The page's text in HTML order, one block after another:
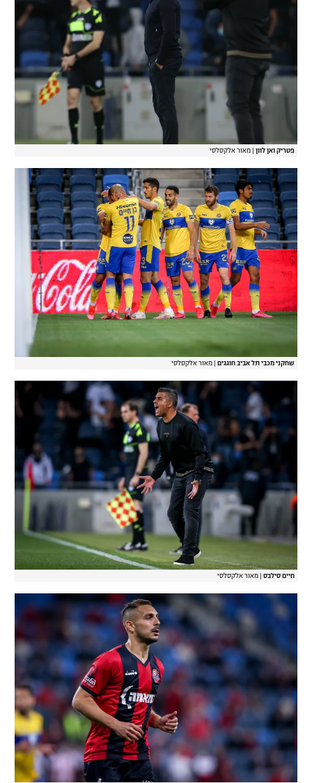
פטריק ואן לוון מאור אלקסלסי
שחקני מכבי תל אביב חוגגים מאור אלקסלסי
חיים סילבס מאור אלקסלסי